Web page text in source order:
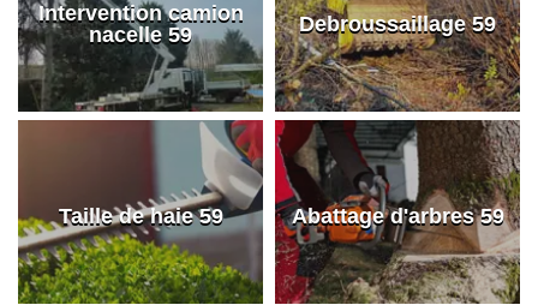
Intervention camion
nacelle 59
Debroussaillage 59
Taille de haie 59 Abattage d'arbres 59